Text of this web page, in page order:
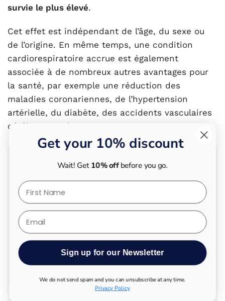
survie le plus élevé.
Cet effet est indépendant de l’âge, du sexe ou
de l’origine. En même temps, une condition
cardiorespiratoire accrue est également
associée à de nombreux autres avantages pour
la santé, par exemple une réduction des
maladies coronariennes, de l’hypertension
artérielle, du diabète, des accidents vasculaires
cérébraux et du cancer.
Essentials Bundle
Get your 10% discount
Wait! Get10% offbefore you go.
First Name
Email
Sign up for our Newsletter
We do not send spam and you can unsubscribe at any time.
Privacy Policy